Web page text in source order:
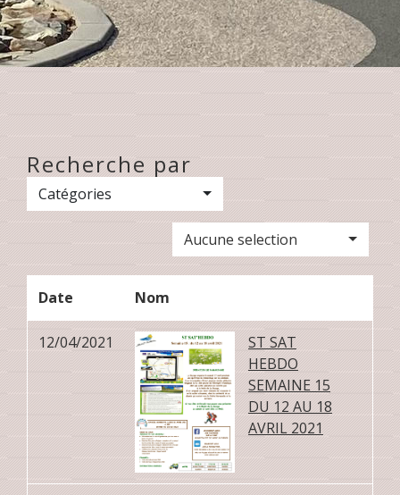
Recherche par
Catégories
Aucune selection
Date Nom
12/04/2021
ST SAT
HEBDO
SEMAINE 15
DU 12 AU 18
AVRIL 2021